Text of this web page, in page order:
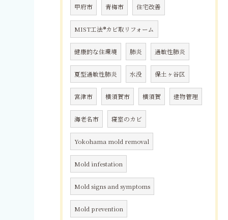
甲府市 青梅市 住宅改善
MIST工法®カビ取リフォーム
健康的な住環境 肺炎 過敏性肺炎
夏型過敏性肺炎 水没 保土ヶ谷区
宮津市 横須賀市 横須賀 建物管理
海老名市 寝室のカビ
Yokohama mold removal
Mold infestation
Mold signs and symptoms
Mold prevention